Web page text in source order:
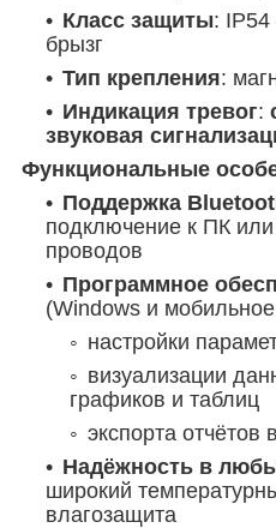
Класс защиты:
брызг
Тип крепления:
Индикация тревог:
звуковая
Функциональные
Поддержка
подключение к ПК
проводов
Программное
(Windows и
настройки
визуализации
графиков и таблиц
экспорта отчётов
Надёжность в
широкий
влагозащита